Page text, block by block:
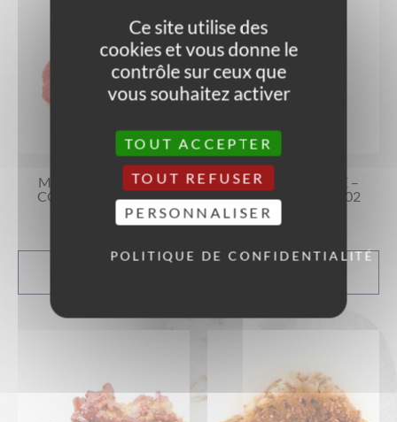
MINI VANADINITE –
COLLECTION REF 03
25,00€
MINI VANADINITE –
COLLECTION REF 02
25,00
Ce site utilise des
cookies et vous donne le
contrôle sur ceux que
vous souhaitez activer
TOUT ACCEPTER
TOUT REFUSER
PERSONNALISER
POLITIQUE DE CONFIDENTIALITÉ